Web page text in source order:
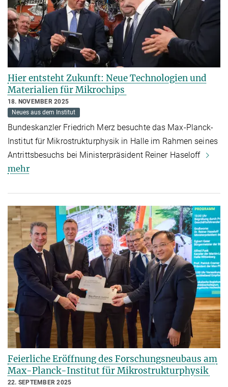
Hier entsteht Zukunft: Neue Technologien und
Materialien für Mikrochips
18. NOVEMBER 2025
Neues aus dem Institut
Bundeskanzler Friedrich Merz besuchte das Max-Planck-
Institut für Mikrostrukturphysik in Halle im Rahmen seines
Antrittsbesuchs bei Ministerpräsident Reiner Haseloff
mehr
Feierliche Eröffnung des Forschungsneubaus am
Max-Planck-Institut für Mikrostrukturphysik
22. SEPTEMBER 2025